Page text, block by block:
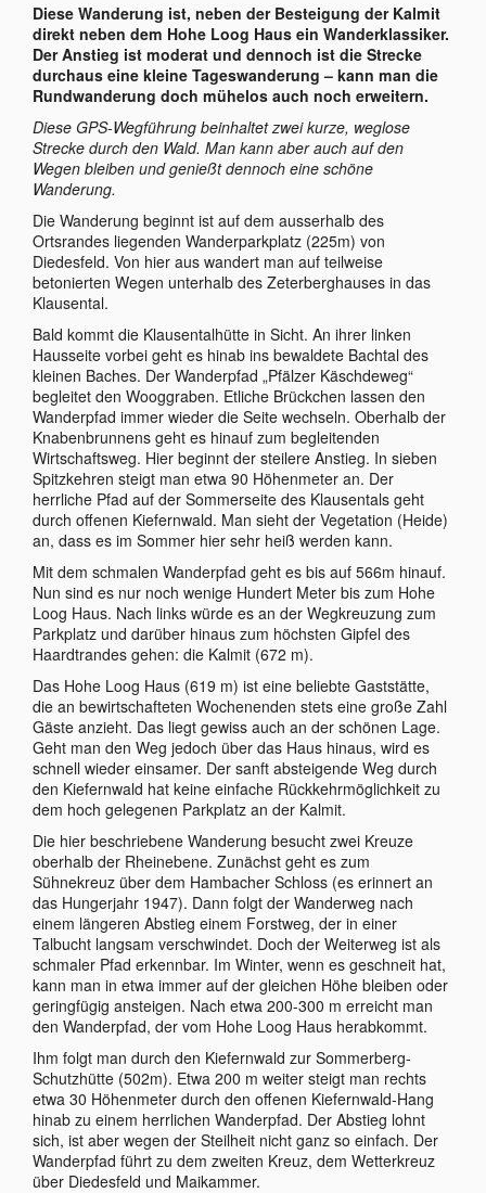
Diese Wanderung ist, neben der Besteigung der Kalmit
direkt neben dem Hohe Loog Haus ein Wanderklassiker.
Der Anstieg ist moderat und dennoch ist die Strecke
durchaus eine kleine Tageswanderung – kann man die
Rundwanderung doch mühelos auch noch erweitern.
Diese GPS-Wegführung beinhaltet zwei kurze, weglose
Strecke durch den Wald. Man kann aber auch auf den
Wegen bleiben und genießt dennoch eine schöne
Wanderung.
Die Wanderung beginnt ist auf dem ausserhalb des
Ortsrandes liegenden Wanderparkplatz (225m) von
Diedesfeld. Von hier aus wandert man auf teilweise
betonierten Wegen unterhalb des Zeterberghauses in das
Klausental.
Bald kommt die Klausentalhütte in Sicht. An ihrer linken
Hausseite vorbei geht es hinab ins bewaldete Bachtal des
kleinen Baches. Der Wanderpfad „Pfälzer Käschdeweg“
begleitet den Wooggraben. Etliche Brückchen lassen den
Wanderpfad immer wieder die Seite wechseln. Oberhalb der
Knabenbrunnens geht es hinauf zum begleitenden
Wirtschaftsweg. Hier beginnt der steilere Anstieg. In sieben
Spitzkehren steigt man etwa 90 Höhenmeter an. Der
herrliche Pfad auf der Sommerseite des Klausentals geht
durch offenen Kiefernwald. Man sieht der Vegetation (Heide)
an, dass es im Sommer hier sehr heiß werden kann.
Mit dem schmalen Wanderpfad geht es bis auf 566m hinauf.
Nun sind es nur noch wenige Hundert Meter bis zum Hohe
Loog Haus. Nach links würde es an der Wegkreuzung zum
Parkplatz und darüber hinaus zum höchsten Gipfel des
Haardtrandes gehen: die Kalmit (672 m).
Das Hohe Loog Haus (619 m) ist eine beliebte Gaststätte,
die an bewirtschafteten Wochenenden stets eine große Zahl
Gäste anzieht. Das liegt gewiss auch an der schönen Lage.
Geht man den Weg jedoch über das Haus hinaus, wird es
schnell wieder einsamer. Der sanft absteigende Weg durch
den Kiefernwald hat keine einfache Rückkehrmöglichkeit zu
dem hoch gelegenen Parkplatz an der Kalmit.
Die hier beschriebene Wanderung besucht zwei Kreuze
oberhalb der Rheinebene. Zunächst geht es zum
Sühnekreuz über dem Hambacher Schloss (es erinnert an
das Hungerjahr 1947). Dann folgt der Wanderweg nach
einem längeren Abstieg einem Forstweg, der in einer
Talbucht langsam verschwindet. Doch der Weiterweg ist als
schmaler Pfad erkennbar. Im Winter, wenn es geschneit hat,
kann man in etwa immer auf der gleichen Höhe bleiben oder
geringfügig ansteigen. Nach etwa 200-300 m erreicht man
den Wanderpfad, der vom Hohe Loog Haus herabkommt.
Ihm folgt man durch den Kiefernwald zur Sommerberg-
Schutzhütte (502m). Etwa 200 m weiter steigt man rechts
etwa 30 Höhenmeter durch den offenen Kiefernwald-Hang
hinab zu einem herrlichen Wanderpfad. Der Abstieg lohnt
sich, ist aber wegen der Steilheit nicht ganz so einfach. Der
Wanderpfad führt zu dem zweiten Kreuz, dem Wetterkreuz
über Diedesfeld und Maikammer.